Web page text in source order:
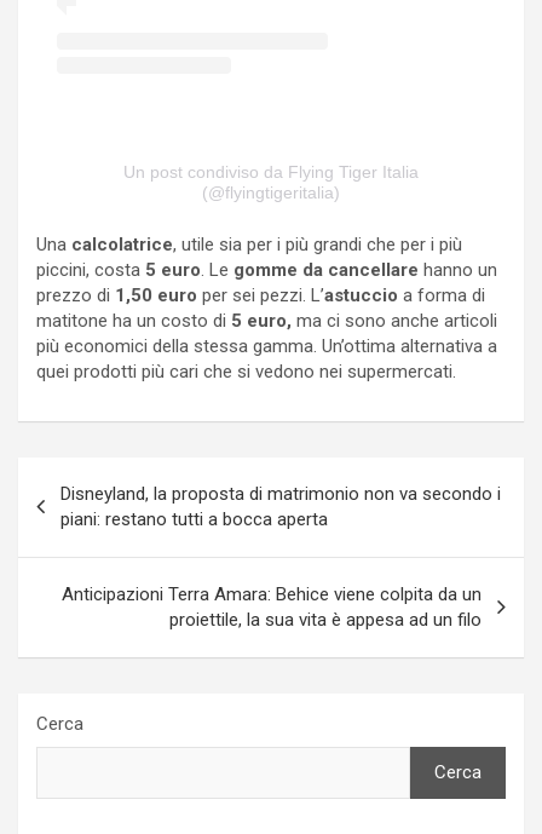
Un post condiviso da Flying Tiger Italia
(@flyingtigeritalia)
Una calcolatrice, utile sia per i più grandi che per i più
piccini, costa 5 euro. Le gomme da cancellare hanno un
prezzo di 1,50 euro per sei pezzi. L’astuccio a forma di
matitone ha un costo di 5 euro, ma ci sono anche articoli
più economici della stessa gamma. Un’ottima alternativa a
quei prodotti più cari che si vedono nei supermercati.
articoli
Disneyland, la proposta di matrimonio non va secondo i
piani: restano tutti a bocca aperta
Anticipazioni Terra Amara: Behice viene colpita da un
proiettile, la sua vita è appesa ad un filo
Cerca
Cerca